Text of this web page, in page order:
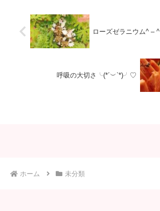
ローズゼラニウム^ – ^
呼吸の大切さ╰(*´︶`*)╯♡
ホーム 未分類